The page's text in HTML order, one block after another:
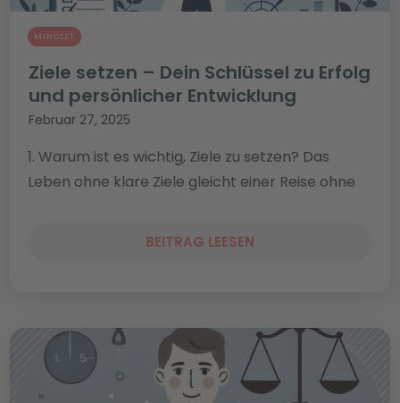
MINDSET
Ziele setzen – Dein Schlüssel zu Erfolg
und persönlicher Entwicklung
Februar 27, 2025
1. Warum ist es wichtig, Ziele zu setzen? Das
Leben ohne klare Ziele gleicht einer Reise ohne
BEITRAG LEESEN